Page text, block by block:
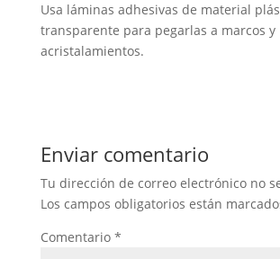
Usa láminas adhesivas de material
transparente para pegarlas a marcos y
acristalamientos.
Enviar comentario
Tu dirección de correo electrónico no
Los campos obligatorios están
Comentario *